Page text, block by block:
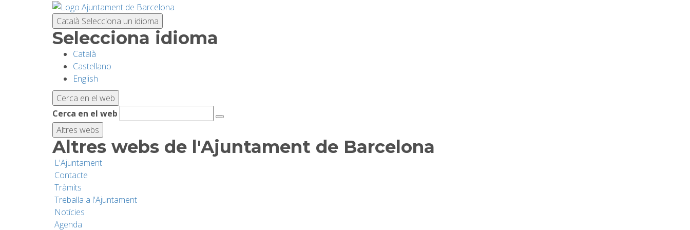
Català Selecciona un idioma
Selecciona idioma
Català
Castellano
English
Cerca en el web
Cerca en el web
Altres webs
Altres webs de l'Ajuntament de Barcelona
L'Ajuntament
Contacte
Tràmits
Treballa a l'Ajuntament
Notícies
Agenda